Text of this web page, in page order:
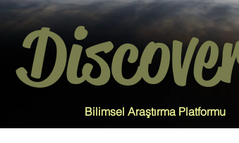
Bilimsel Araştırma Platformu